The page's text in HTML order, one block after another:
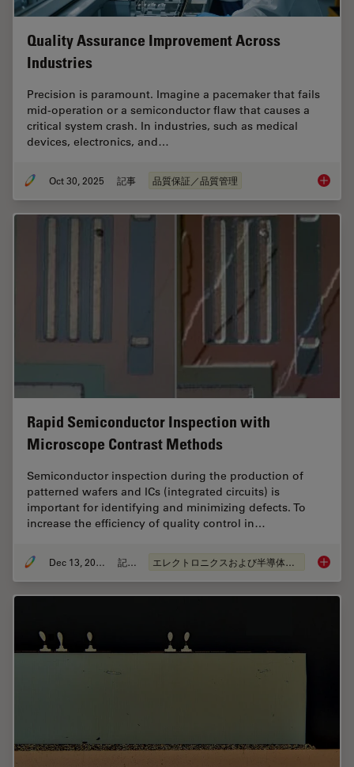
Quality Assurance Improvement Across
Industries
Precision is paramount. Imagine a pacemaker that fails
mid-operation or a semiconductor flaw that causes a
critical system crash. In industries, such as medical
devices, electronics, and…
Oct 30, 2025 記事 品質保証／品質管理 Quality
Rapid Semiconductor Inspection with
Microscope Contrast Methods
Semiconductor inspection during the production of
patterned wafers and ICs (integrated circuits) is
important for identifying and minimizing defects. To
increase the efficiency of quality control in…
Dec 13, 2023 記事 エレクトロニクスおよび半導体産業 Rapid